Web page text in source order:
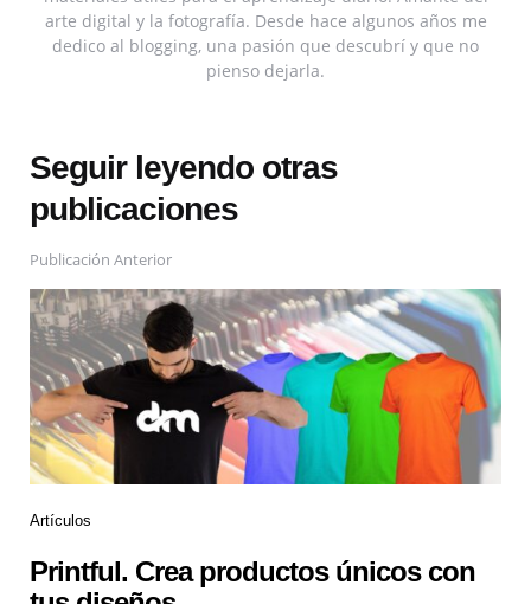
arte digital y la fotografía. Desde hace algunos años me
dedico al blogging, una pasión que descubrí y que no
pienso dejarla.
Seguir leyendo otras
publicaciones
Publicación Anterior
Artículos
Printful. Crea productos únicos con